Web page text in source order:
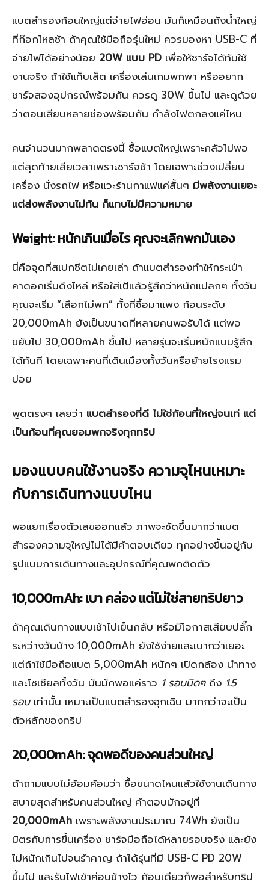
แบตสำรองก้อนใหญ่แต่จ่ายไฟอ่อน มันก็เหมือนถังน้ำใหญ่
ที่ก๊อกไหลช้า ถ้าคุณใช้มือถือรุ่นใหม่ ควรมองหา USB-C ที่
จ่ายไฟได้อย่างน้อย 20W แบบ PD เพื่อให้ชาร์จได้ทันใช้
งานจริง ถ้าใช้แท็บเล็ต เครื่องเล่นเกมพกพา หรืออยาก
ชาร์จสองอุปกรณ์พร้อมกัน ควรดู 30W ขึ้นไป และดูด้วย
ว่าตอนเสียบหลายช่องพร้อมกัน กำลังไฟตกลงแค่ไหน
คนจำนวนมากพลาดตรงนี้ ซื้อแบตใหญ่เพราะกลัวไม่พอ
แต่สุดท้ายเสียเวลาเพราะชาร์จช้า โดยเฉพาะช่วงเปลี่ยน
เครื่อง นั่งรถไฟ หรือแวะร้านกาแฟแค่สั้นๆ มีพลังงานเยอะ
แต่ส่งพลังงานไม่ทัน ก็แทบไม่มีความหมาย
Weight: หนักเกินเมื่อไร คุณจะเลิกพกมันเอง
นี่คือจุดที่สเปกชีตไม่เคยเล่า ถ้าแบตสำรองทำให้กระเป๋า
คาดอกเริ่มดึงไหล่ หรือใส่เป้แล้วรู้สึกว่าหนักแปลกๆ ทั้งวัน
คุณจะเริ่ม “เลือกไม่พก” ทั้งที่ซื้อมาแพง ก้อนระดับ
20,000mAh ยังเป็นขนาดที่หลายคนพอรับได้ แต่พอ
ขยับไป 30,000mAh ขึ้นไป หลายรุ่นจะเริ่มหนักแบบรู้สึก
ได้ทันที โดยเฉพาะคนที่เดินเมืองทั้งวันหรือย้ายโรงแรม
บ่อย
พูดตรงๆ เลยว่า แบตสำรองที่ดี ไม่ใช่ก้อนที่ใหญ่จนเท่ แต่
เป็นก้อนที่คุณยอมพกจริงทุกทริป
มองแบบคนใช้งานจริง ความจุไหนเหมาะ
กับการเดินทางแบบไหน
พอแยกเรื่องตัวเลขออกแล้ว ภาพจะชัดขึ้นมากว่าแบต
สำรองความจุใหญ่ไม่ได้มีคำตอบเดียว ทุกอย่างขึ้นอยู่กับ
รูปแบบการเดินทางและอุปกรณ์ที่คุณพกติดตัว
10,000mAh: เบา คล่อง แต่ไม่ใช่สายทริปยาว
ถ้าคุณเดินทางแบบเช้าไปเย็นกลับ หรือมีโอกาสเสียบปลั๊ก
ระหว่างวันบ้าง 10,000mAh ยังใช้ง่ายและเบากว่าเยอะ
แต่ถ้าใช้มือถือแบต 5,000mAh หนักๆ เปิดกล้อง นำทาง
และโซเชียลทั้งวัน มันมักพอแค่ราว 1 รอบนิดๆถึง 1.5
รอบเท่านั้น เหมาะเป็นแบตสำรองฉุกเฉิน มากกว่าจะเป็น
ตัวหลักของทริป
20,000mAh: จุดพอดีของคนส่วนใหญ่
ถ้าถามแบบไม่อ้อมค้อมว่า ซื้อขนาดไหนแล้วใช้งานเดินทาง
สบายสุดสำหรับคนส่วนใหญ่ คำตอบมักอยู่ที่
20,000mAh เพราะพลังงานประมาณ 74Wh ยังเป็น
มิตรกับการขึ้นเครื่อง ชาร์จมือถือได้หลายรอบจริง และยัง
ไม่หนักเกินไปจนรำคาญ ถ้าได้รุ่นที่มี USB-C PD 20W
ขึ้นไป และรับไฟเข้าค่อนข้างไว ก้อนเดียวก็พอสำหรับทริป